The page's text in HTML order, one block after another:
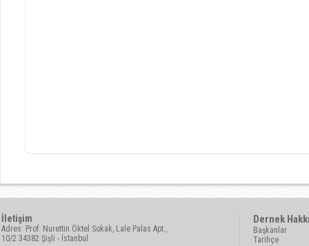
İletişim
Adres: Prof. Nurettin Öktel Sokak, Lale Palas Apt.,
10/2 34382 Şişli - İstanbul
Dernek
Başkanlar
Tarihçe